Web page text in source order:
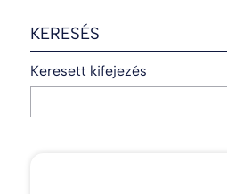
KERESÉS
Keresett kifejezés